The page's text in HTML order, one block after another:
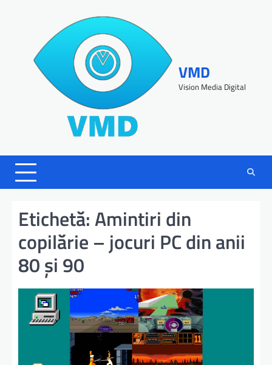
VMD
Vision Media Digital
Etichetă:Amintiri din
copilărie – jocuri PC din anii
80 şi 90